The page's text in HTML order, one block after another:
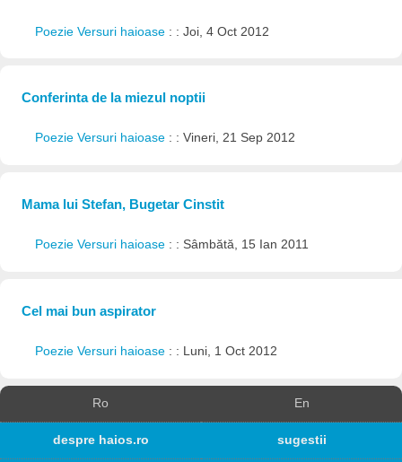
Poezie Versuri haioase : : Joi, 4 Oct 2012
Conferinta de la miezul noptii
Poezie Versuri haioase : : Vineri, 21 Sep 2012
Mama lui Stefan, Bugetar Cinstit
Poezie Versuri haioase : : Sâmbătă, 15 Ian 2011
Cel mai bun aspirator
Poezie Versuri haioase : : Luni, 1 Oct 2012
Ro En
despre haios.ro sugestii